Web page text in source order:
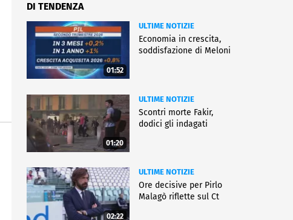
DI TENDENZA
01:52
ULTIME NOTIZIE
Economia in crescita,
soddisfazione di Meloni
01:20
ULTIME NOTIZIE
Scontri morte Fakir,
dodici gli indagati
02:22
ULTIME NOTIZIE
Ore decisive per Pirlo
Malagò riflette sul Ct